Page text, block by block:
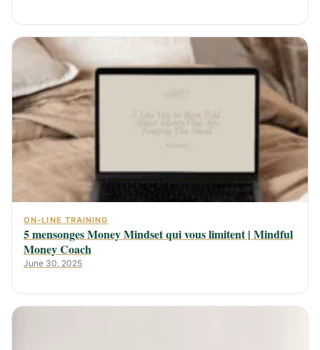
ON-LINE TRAINING
5 mensonges Money Mindset qui vous limitent | Mindful
Money Coach
June 30, 2025